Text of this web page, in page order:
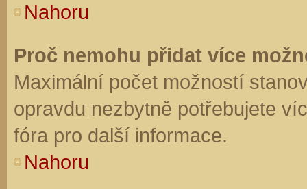
Nahoru
Proč nemohu přidat více
Maximální počet možností
opravdu nezbytně potřebujete
fóra pro další informace.
Nahoru